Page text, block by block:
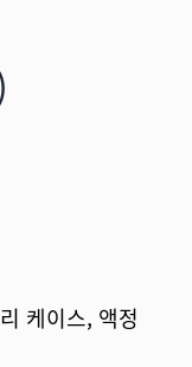
케이스, 액정